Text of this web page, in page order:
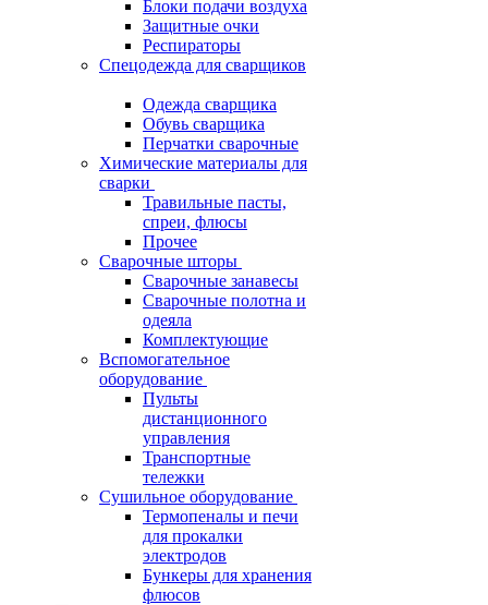
Блоки подачи воздуха
Защитные очки
Респираторы
Спецодежда для сварщиков
Одежда сварщика
Обувь сварщика
Перчатки сварочные
Химические материалы для
сварки
Травильные пасты,
спреи, флюсы
Прочее
Сварочные шторы
Сварочные занавесы
Сварочные полотна и
одеяла
Комплектующие
Вспомогательное
оборудование
Пульты
дистанционного
управления
Транспортные
тележки
Сушильное оборудование
Термопеналы и печи
для прокалки
электродов
Бункеры для хранения
флюсов